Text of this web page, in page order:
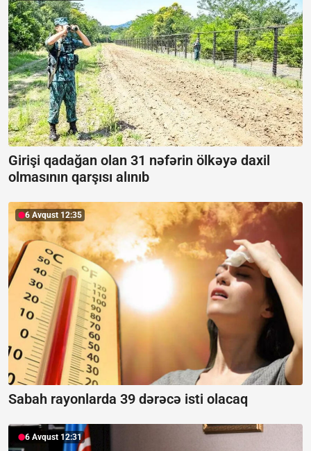
Girişi qadağan olan 31 nəfərin ölkəyə daxil
olmasının qarşısı alınıb
6 Avqust 12:35
Sabah rayonlarda 39 dərəcə isti olacaq
6 Avqust 12:31